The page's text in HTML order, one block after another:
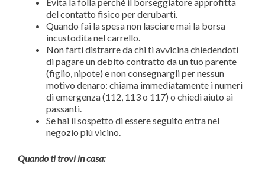
del contatto fisico per derubarti.
Quando fai la spesa non lasciare mai la borsa
incustodita nel carrello.
Non farti distrarre da chi ti avvicina chiedendoti
di pagare un debito contratto da un tuo parente
(figlio, nipote) e non consegnargli per nessun
motivo denaro: chiama immediatamente i numeri
di emergenza (112, 113 o 117) o chiedi aiuto ai
passanti.
Se hai il sospetto di essere seguito entra nel
negozio più vicino.
Quando ti trovi in casa: